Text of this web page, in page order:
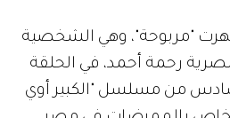
"مربوحة"، وهي الشخصية
رحمة أحمد، في الحلقة
من مسلسل "الكبير أوي